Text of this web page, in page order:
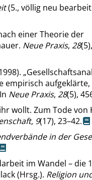
(5., völlig neu
einer Theorie der
Neue Praxis, 28
„
empirisch aufgeklärte,
Neue Praxis, 28(5),
wollt. Zum Tode von
, 9(17), 23–42.
in der
im Wandel – die
(Hrsg.). Religion